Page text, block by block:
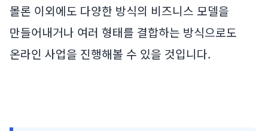
몰론 이외에도 다양한 방식의 비즈니스 모델을
만들어내거나 여러 형태를 결합하는 방식으로도
온라인 사업을 진행해볼 수 있을 것입니다.